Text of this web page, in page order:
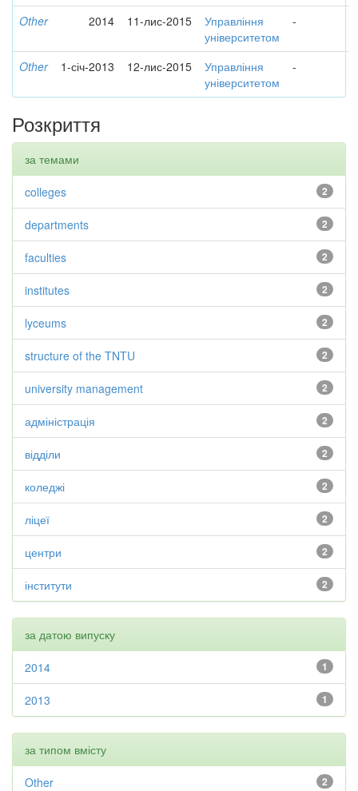
Other 2014 11-лис-2015
Управління
університетом
-
Other 1-січ-2013 12-лис-2015
Управління
університетом
-
Розкриття
за темами
2
colleges
2
departments
2
faculties
2
institutes
2
lyceums
2
structure of the TNTU
2
university management
2
адміністрація
2
відділи
2
коледжі
2
ліцеї
2
центри
2
інститути
за датою випуску
1
2014
1
2013
за типом вмісту
2
Other